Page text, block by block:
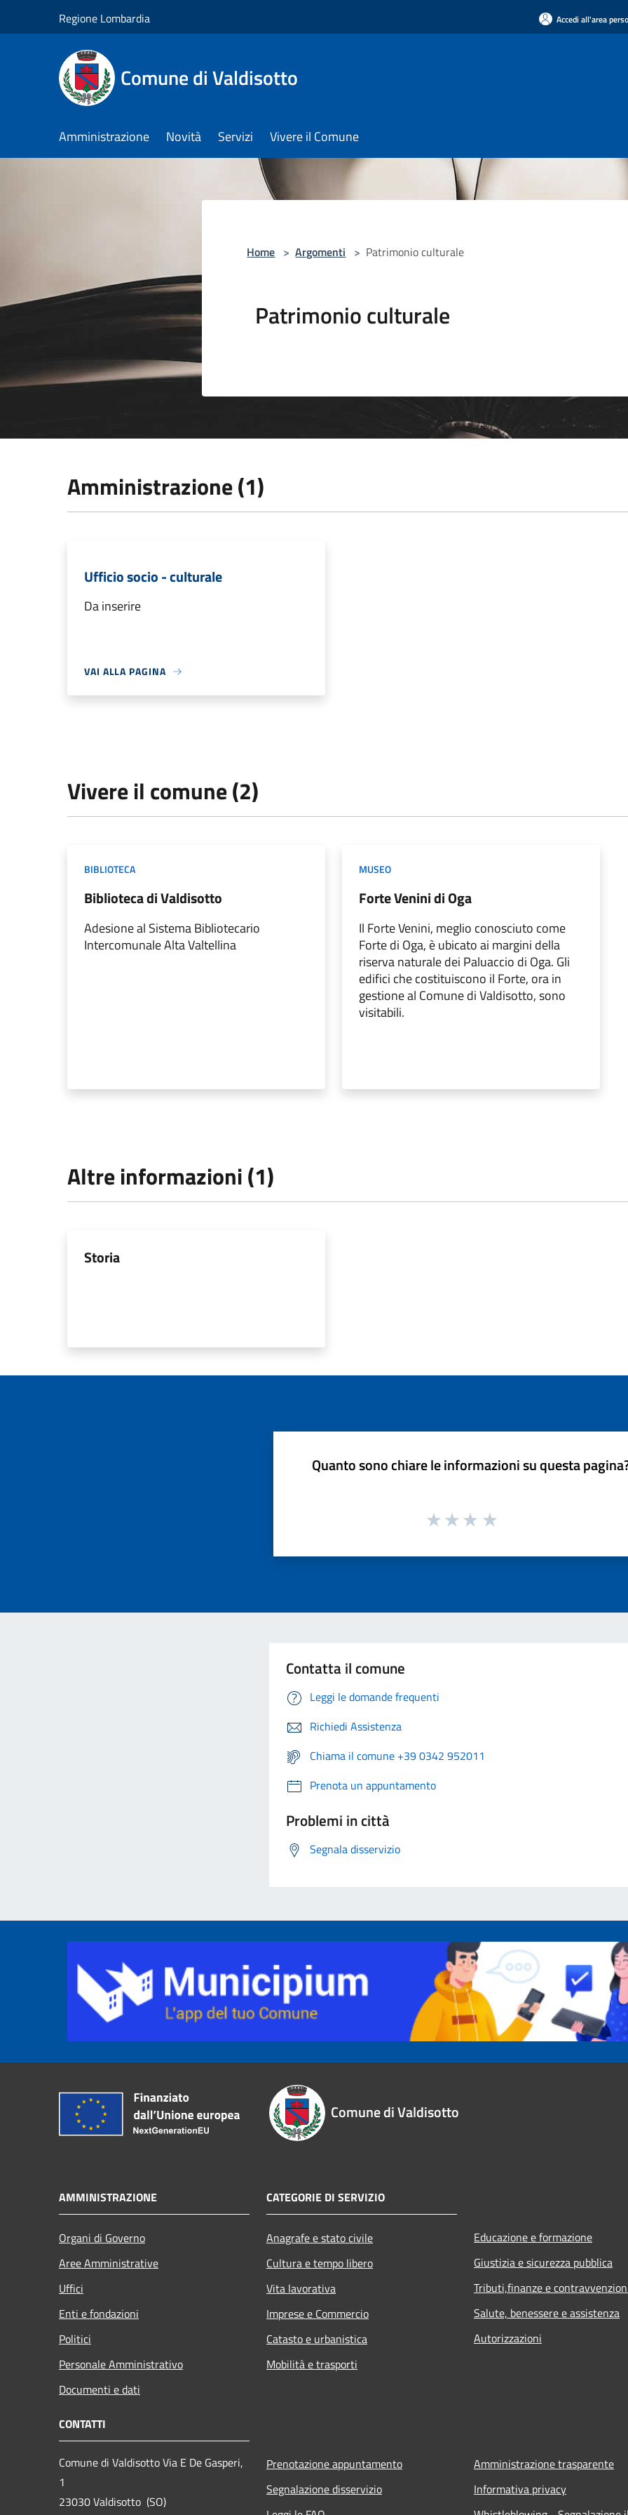
Regione Lombardia Accedi all'area
Comune di Valdisotto
Amministrazione Novità Servizi Vivere il Comune
Home > Argomenti > Patrimonio culturale
Patrimonio culturale
Amministrazione (1)
Ufficio socio - culturale
Da inserire
VAI ALLA PAGINA
Vivere il comune (2)
BIBLIOTECA
Biblioteca di Valdisotto
Adesione al Sistema Bibliotecario
Intercomunale Alta Valtellina
MUSEO
Forte Venini di Oga
Il Forte Venini, meglio conosciuto come
Forte di Oga, è ubicato ai margini della
riserva naturale dei Paluaccio di Oga. Gli
edifici che costituiscono il Forte, ora in
gestione al Comune di Valdisotto, sono
visitabili.
Altre informazioni (1)
Storia
Quanto sono chiare le informazioni su questa
Contatta il comune
Leggi le domande frequenti
Richiedi Assistenza
Chiama il comune +39 0342 952011
Prenota un appuntamento
Problemi in città
Segnala disservizio
Comune di Valdisotto
AMMINISTRAZIONE
Organi di Governo
Aree Amministrative
Uffici
Enti e fondazioni
Politici
Personale Amministrativo
Documenti e dati
CATEGORIE DI SERVIZIO
Anagrafe e stato civile
Cultura e tempo libero
Vita lavorativa
Imprese e Commercio
Catasto e urbanistica
Mobilità e trasporti
Educazione e formazione
Giustizia e sicurezza pubblica
Tributi,finanze e
Salute, benessere e assistenza
Autorizzazioni
CONTATTI
Comune di Valdisotto Via E De Gasperi,
1
23030 Valdisotto (SO)
Prenotazione appuntamento
Segnalazione disservizio
Amministrazione trasparente
Informativa privacy